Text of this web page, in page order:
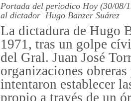
Portada del periodico Hoy (30/08/
al dictador Hugo Banzer Suárez
La dictadura de Hugo
1971, tras un golpe
del Gral. Juan José
organizaciones
intentaron establecer
propio a través de un